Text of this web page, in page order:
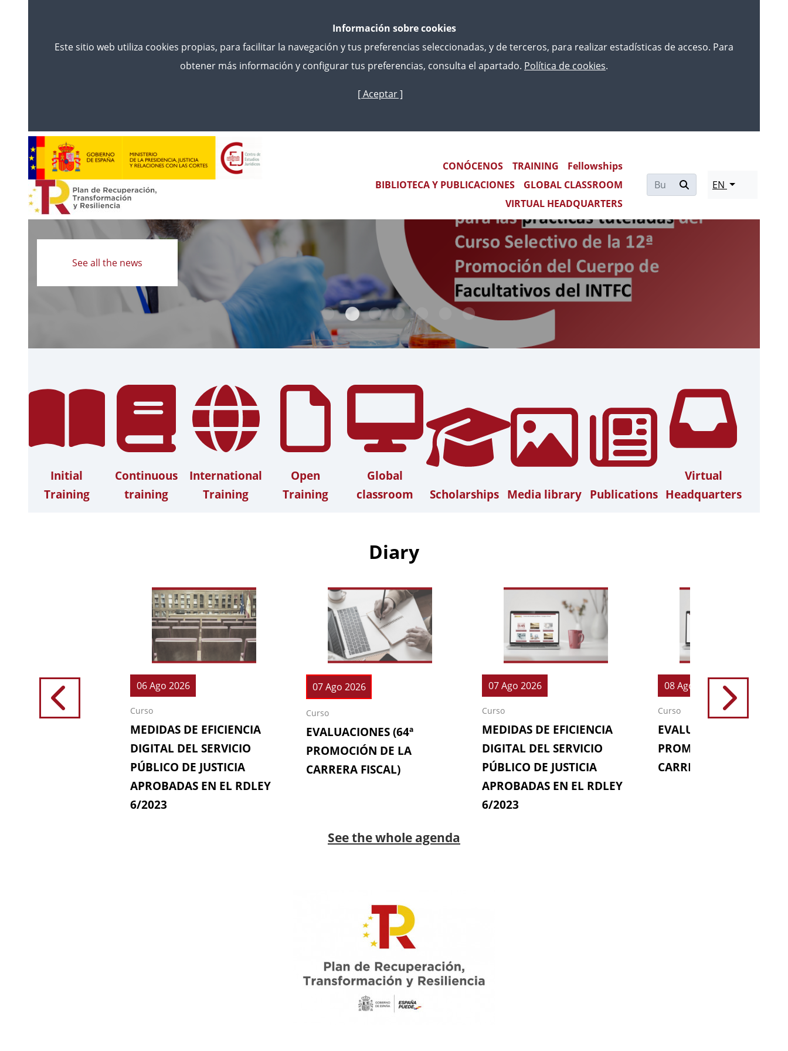
Skip
main
Información sobre cookies
Este sitio web utiliza cookies propias, para facilitar la navegación y tus preferencias seleccionadas, y de terceros, para realizar estadísticas de acceso. Para
obtener más información y configurar tus preferencias, consulta el apartado. Política de cookies.
[ Aceptar ]
Main navigation
CONÓCENOS TRAINING
Fellowships
BIBLIOTECA Y PUBLICACIONES
GLOBAL CLASSROOM
VIRTUAL HEADQUARTERS
EN
Read
more
See all the news
Initial
Training
Continuous
training
International
Training
Open
Training
Global
classroom
Scholarships Media library Publications
Virtual
Headquarters
Diary
06 Ago 2026
Curso
MEDIDAS DE EFICIENCIA
DIGITAL DEL SERVICIO
PÚBLICO DE JUSTICIA
APROBADAS EN EL RDLEY
6/2023
07 Ago 2026
Curso
EVALUACIONES (64ª
PROMOCIÓN DE LA
CARRERA FISCAL)
07 Ago 2026
Curso
MEDIDAS DE EFICIENCIA
DIGITAL DEL SERVICIO
PÚBLICO DE JUSTICIA
APROBADAS EN EL RDLEY
6/2023
08 Ago 2026
Curso
EVALUACIONES (64ª
PROMOCIÓN DE LA
CARRERA FISCAL)
See the whole agenda